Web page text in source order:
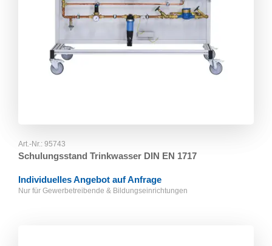
Art.-Nr.: 95743
Schulungsstand Trinkwasser DIN EN 1717
Individuelles Angebot auf Anfrage
Nur für Gewerbetreibende & Bildungseinrichtungen